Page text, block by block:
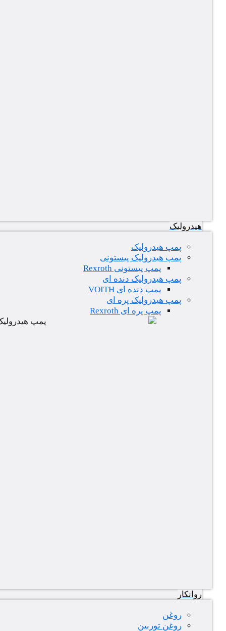
هیدرولیک
پمپ هیدرولیک
پمپ هیدرولیک پیستونی
پمپ پیستونی Rexroth
پمپ هیدرولیک دنده ای
پمپ دنده ای VOITH
پمپ هیدرولیک پره ای
پمپ پره ای Rexroth
روانکار
روغن
روغن توربین